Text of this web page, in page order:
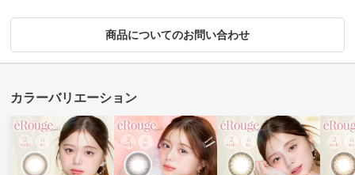
商品についてのお問い合わせ